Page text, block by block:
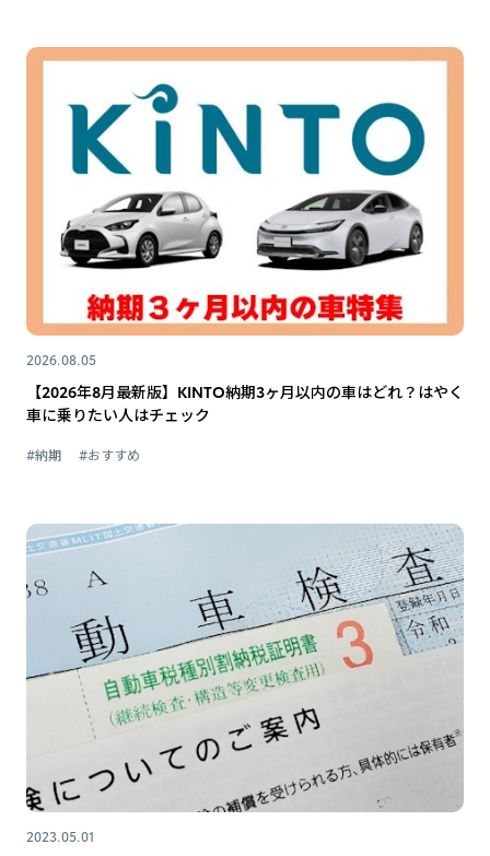
2026.08.05
【2026年8月最新版】KINTO納期3ヶ月以内の車はどれ？はやく
車に乗りたい人はチェック
#納期 #おすすめ
2023.05.01